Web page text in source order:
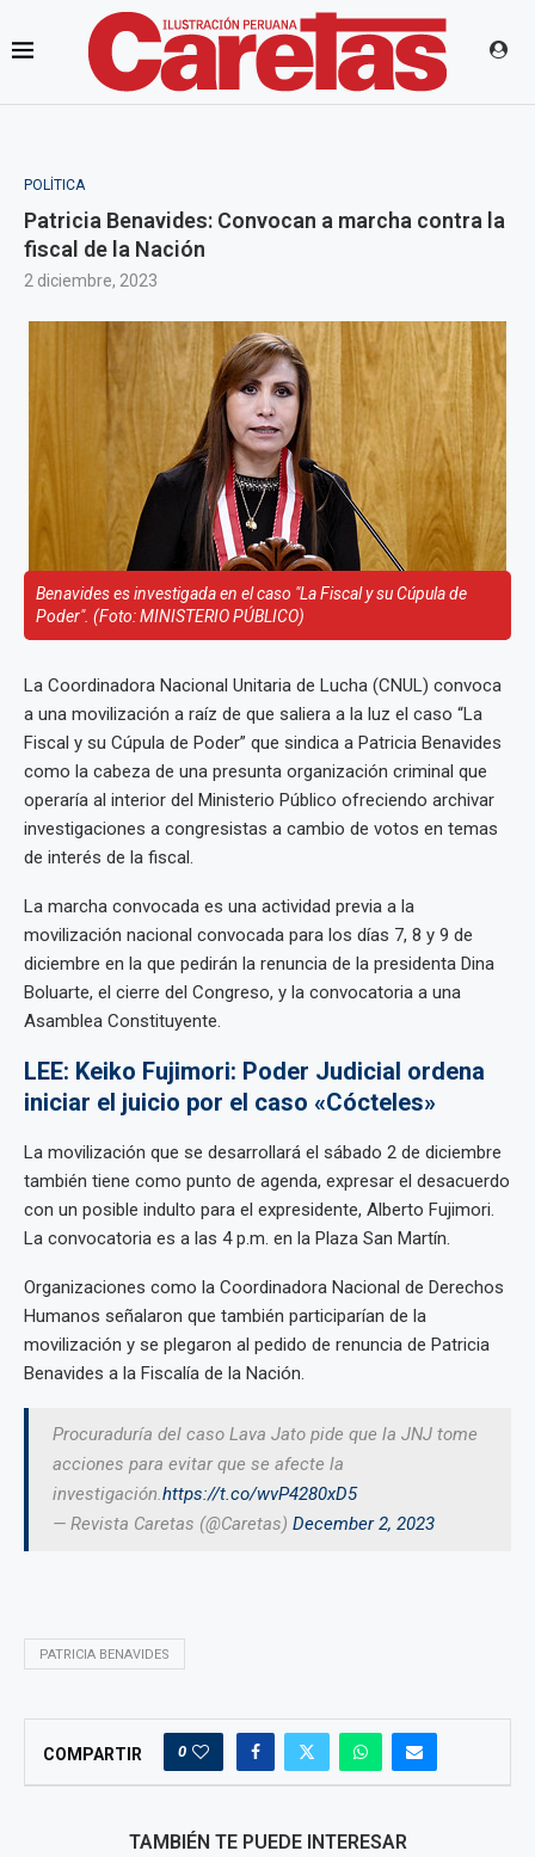
POLÍTICA
Patricia Benavides: Convocan a marcha contra la
fiscal de la Nación
2 diciembre, 2023
Benavides es investigada en el caso "La Fiscal y su Cúpula de
Poder". (Foto: MINISTERIO PÚBLICO)
La Coordinadora Nacional Unitaria de Lucha (CNUL) convoca
a una movilización a raíz de que saliera a la luz el caso “La
Fiscal y su Cúpula de Poder” que sindica a Patricia Benavides
como la cabeza de una presunta organización criminal que
operaría al interior del Ministerio Público ofreciendo archivar
investigaciones a congresistas a cambio de votos en temas
de interés de la fiscal.
La marcha convocada es una actividad previa a la
movilización nacional convocada para los días 7, 8 y 9 de
diciembre en la que pedirán la renuncia de la presidenta Dina
Boluarte, el cierre del Congreso, y la convocatoria a una
Asamblea Constituyente.
LEE: Keiko Fujimori: Poder Judicial ordena
iniciar el juicio por el caso «Cócteles»
La movilización que se desarrollará el sábado 2 de diciembre
también tiene como punto de agenda, expresar el desacuerdo
con un posible indulto para el expresidente, Alberto Fujimori.
La convocatoria es a las 4 p.m. en la Plaza San Martín.
Organizaciones como la Coordinadora Nacional de Derechos
Humanos señalaron que también participarían de la
movilización y se plegaron al pedido de renuncia de Patricia
Benavides a la Fiscalía de la Nación.
Procuraduría del caso Lava Jato pide que la JNJ tome
acciones para evitar que se afecte la
investigación.https://t.co/wvP4280xD5
— Revista Caretas (@Caretas) December 2, 2023
PATRICIA BENAVIDES
COMPARTIR 0
TAMBIÉN TE PUEDE INTERESAR